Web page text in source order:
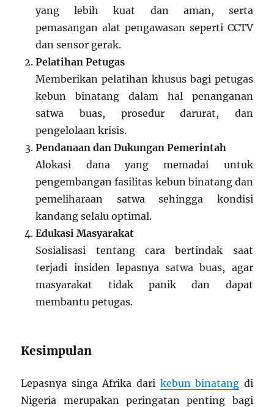
yang lebih kuat dan aman, serta
pemasangan alat pengawasan seperti CCTV
dan sensor gerak.
Pelatihan Petugas
Memberikan pelatihan khusus bagi petugas
kebun binatang dalam hal penanganan
satwa buas, prosedur darurat, dan
pengelolaan krisis.
Pendanaan dan Dukungan Pemerintah
Alokasi dana yang memadai untuk
pengembangan fasilitas kebun binatang dan
pemeliharaan satwa sehingga kondisi
kandang selalu optimal.
Edukasi Masyarakat
Sosialisasi tentang cara bertindak saat
terjadi insiden lepasnya satwa buas, agar
masyarakat tidak panik dan dapat
membantu petugas.
Kesimpulan
Lepasnya singa Afrika dari kebun binatang di
Nigeria merupakan peringatan penting bagi